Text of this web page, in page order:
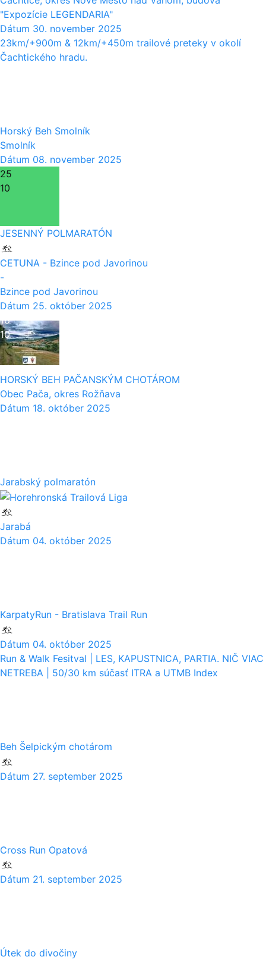
"Expozície LEGENDARIA"
Dátum 30. november 2025
23km/+900m & 12km/+450m trailové preteky v okolí
Čachtického hradu.
Horský Beh Smolník
Smolník
Dátum 08. november 2025
25
10
JESENNÝ POLMARATÓN
CETUNA - Bzince pod Javorinou
-
Bzince pod Javorinou
Dátum 25. október 2025
18
10
HORSKÝ BEH PAČANSKÝM CHOTÁROM
Obec Pača, okres Rožňava
Dátum 18. október 2025
Jarabský polmaratón
Jarabá
Dátum 04. október 2025
KarpatyRun - Bratislava Trail Run
Dátum 04. október 2025
Run & Walk Fesitval | LES, KAPUSTNICA, PARTIA. NIČ VIAC
NETREBA | 50/30 km súčasť ITRA a UTMB Index
Beh Šelpickým chotárom
Dátum 27. september 2025
Cross Run Opatová
Dátum 21. september 2025
Útek do divočiny